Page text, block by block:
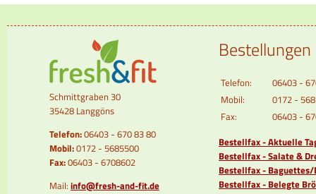
Schmittgraben 30
35428 Langgöns
Telefon:06403 - 670 83 80
Mobil:0172 - 5685500
Fax:06403 - 6708602
Mail: info@fresh-and-fit.de
Bestellungen
Telefon:
06403 -
Mobil:
0172 -
Fax:
06403 -
Bestellfax - Aktuelle
Bestellfax - Salate &
Bestellfax -
Bestellfax - Belegte